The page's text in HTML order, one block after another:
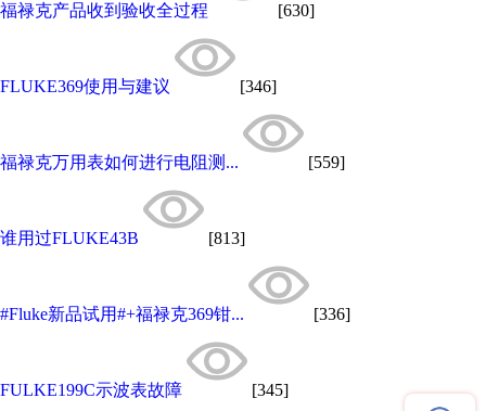
福禄克产品收到验收全过程 [630]
FLUKE369使用与建议 [346]
福禄克万用表如何进行电阻测... [559]
谁用过FLUKE43B [813]
#Fluke新品试用#+福禄克369钳... [336]
FULKE199C示波表故障 [345]